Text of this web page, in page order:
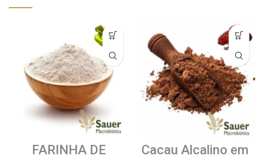
FARINHA DE Cacau Alcalino em